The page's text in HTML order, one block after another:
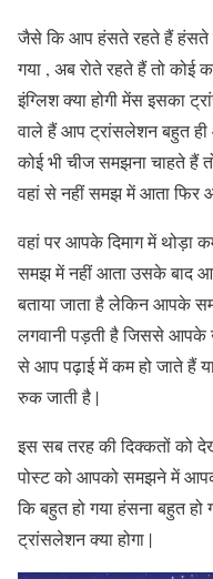
जैसे कि आप हंसते रहते हैं हंसते
गया , अब रोते रहते हैं तो कोई
इंग्लिश क्या होगी मेंस इसका
वाले हैं आप ट्रांसलेशन बहुत
कोई भी चीज समझना चाहते
वहां से नहीं समझ में आता फिर
वहां पर आपके दिमाग में थोड़ा
समझ में नहीं आता उसके बाद
बताया जाता है लेकिन आपके
लगवानी पड़ती है जिससे
से आप पढ़ाई में कम हो जाते हैं
रुक जाती है |
इस सब तरह की दिक्कतों को
पोस्ट को आपको समझने में
कि बहुत हो गया हंसना बहुत
ट्रांसलेशन क्या होगा |